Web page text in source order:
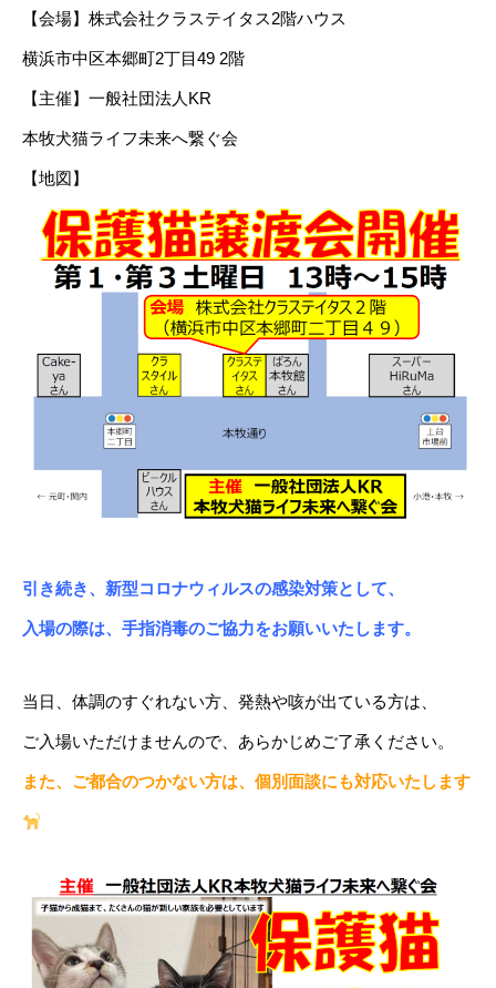
【会場】株式会社クラステイタス2階ハウス
横浜市中区本郷町2丁目49 2階
【主催】一般社団法人KR
本牧犬猫ライフ未来へ繋ぐ会
【地図】
引き続き、新型コロナウィルスの感染対策として、
入場の際は、手指消毒のご協力をお願いいたします。
当日、体調のすぐれない方、発熱や咳が出ている方は、
ご入場いただけませんので、あらかじめご了承ください。
また、ご都合のつかない方は、個別面談にも対応いたします